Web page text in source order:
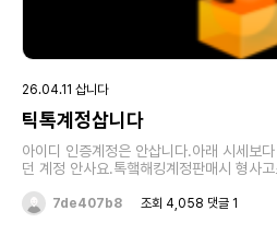
26.04.11 삽니다
틱톡계정삽니다
아이디 인증계정은 안삽니다.아래 시세보
던 계정 안사요.톡햌해킹계정판매시 형사
상관없습니다.틱톡 후원자레벨 35이상삽
2738렙3239렙 4040렙 5041렙
7de407b8 조회 4,058 댓글 1